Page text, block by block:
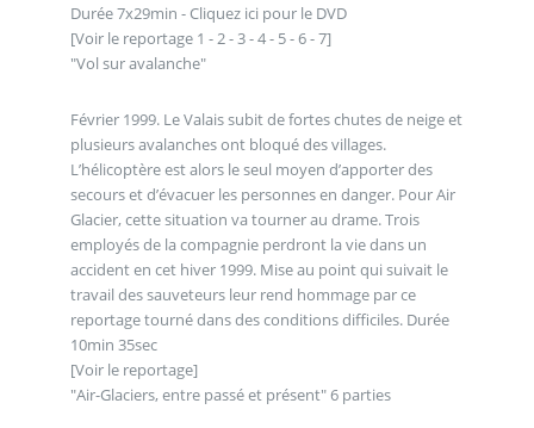
Durée 7x29min - Cliquez ici pour le DVD
[Voir le reportage 1 - 2 - 3 - 4 - 5 - 6 - 7]
"Vol sur avalanche"
Février 1999. Le Valais subit de fortes chutes de neige et
plusieurs avalanches ont bloqué des villages.
L’hélicoptère est alors le seul moyen d’apporter des
secours et d’évacuer les personnes en danger. Pour Air
Glacier, cette situation va tourner au drame. Trois
employés de la compagnie perdront la vie dans un
accident en cet hiver 1999. Mise au point qui suivait le
travail des sauveteurs leur rend hommage par ce
reportage tourné dans des conditions difficiles. Durée
10min 35sec
[Voir le reportage]
"Air-Glaciers, entre passé et présent" 6 parties